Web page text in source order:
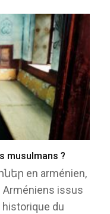
musulmans ?
en arménien,
issus
du